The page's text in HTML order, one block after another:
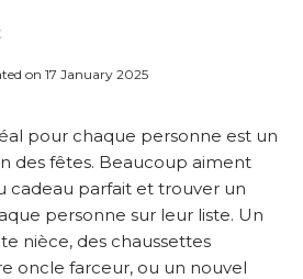
on 17 January 2025
pour chaque personne est un
des fêtes. Beaucoup aiment
cadeau parfait et trouver un
personne sur leur liste. Un
nièce, des chaussettes
oncle farceur, ou un nouvel